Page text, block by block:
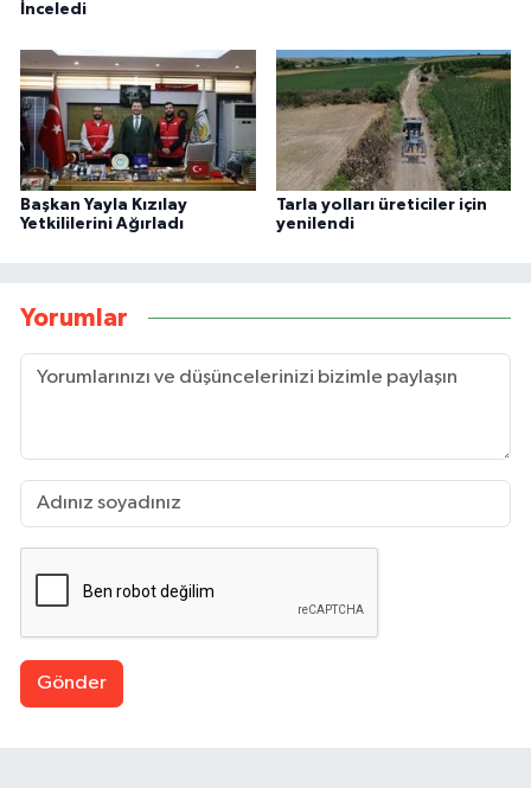
İnceledi
Başkan Yayla Kızılay
Yetkililerini Ağırladı
Tarla yolları üreticiler için
yenilendi
Yorumlar
Gönder